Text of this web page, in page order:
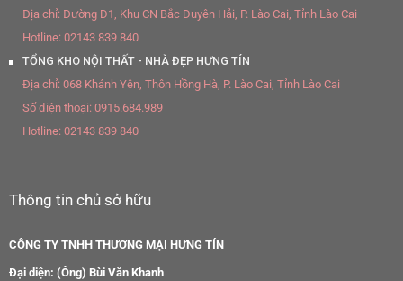
Địa chỉ: Đường D1, Khu CN Bắc Duyên Hải, P. Lào Cai, Tỉnh Lào Cai
Hotline: 02143 839 840
TỔNG KHO NỘI THẤT - NHÀ ĐẸP HƯNG TÍN
Địa chỉ: 068 Khánh Yên, Thôn Hồng Hà, P. Lào Cai, Tỉnh Lào Cai
Số điện thoại: 0915.684.989
Hotline: 02143 839 840
Thông tin chủ sở hữu
CÔNG TY TNHH THƯƠNG MẠI HƯNG TÍN
Đại diện: (Ông) Bùi Văn Khanh